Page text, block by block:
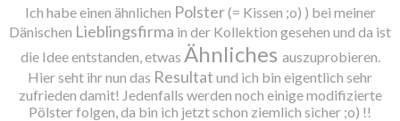
Ich habe einen ähnlichen Polster(= Kissen ;o) ) bei meiner
Dänischen Lieblingsfirma in der Kollektion gesehen und da ist
die Idee entstanden, etwas Ähnliches auszuprobieren.
Hier seht ihr nun das Resultat und ich bin eigentlich sehr
zufrieden damit! Jedenfalls werden noch einige modifizierte
Pölster folgen, da bin ich jetzt schon ziemlich sicher ;o) !!